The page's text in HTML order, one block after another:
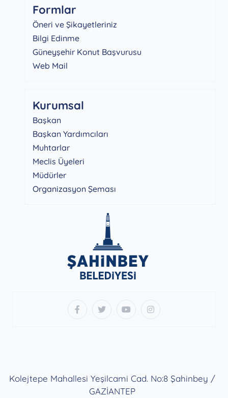
Formlar
Öneri ve Şikayetleriniz
Bilgi Edinme
Güneyşehir Konut Başvurusu
Web Mail
Kurumsal
Başkan
Başkan Yardımcıları
Muhtarlar
Meclis Üyeleri
Müdürler
Organizasyon Şeması
Kolejtepe Mahallesi Yeşilcami Cad. No:8 Şahinbey /
GAZİANTEP